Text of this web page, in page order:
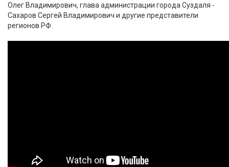
Олег Владимирович, глава администрации города Суздаля -
Сахаров Сергей Владимирович и другие представители
регионов РФ.